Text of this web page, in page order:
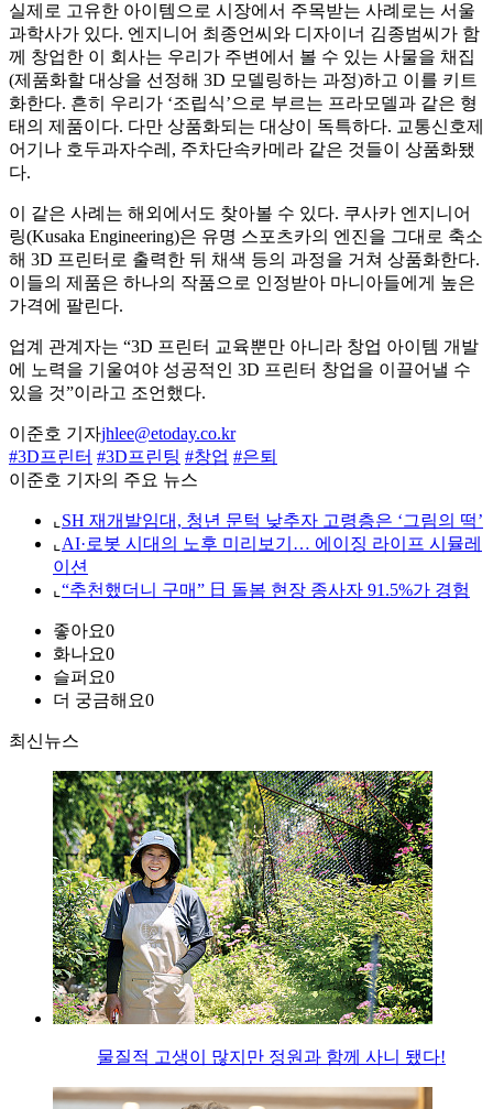
실제로 고유한 아이템으로 시장에서 주목받는 사례로는 서울
과학사가 있다. 엔지니어 최종언씨와 디자이너 김종범씨가 함
께 창업한 이 회사는 우리가 주변에서 볼 수 있는 사물을 채집
(제품화할 대상을 선정해 3D 모델링하는 과정)하고 이를 키트
화한다. 흔히 우리가 ‘조립식’으로 부르는 프라모델과 같은 형
태의 제품이다. 다만 상품화되는 대상이 독특하다. 교통신호제
어기나 호두과자수레, 주차단속카메라 같은 것들이 상품화됐
다.
이 같은 사례는 해외에서도 찾아볼 수 있다. 쿠사카 엔지니어
링(Kusaka Engineering)은 유명 스포츠카의 엔진을 그대로 축소
해 3D 프린터로 출력한 뒤 채색 등의 과정을 거쳐 상품화한다.
이들의 제품은 하나의 작품으로 인정받아 마니아들에게 높은
가격에 팔린다.
업계 관계자는 “3D 프린터 교육뿐만 아니라 창업 아이템 개발
에 노력을 기울여야 성공적인 3D 프린터 창업을 이끌어낼 수
있을 것”이라고 조언했다.
이준호 기자jhlee@etoday.co.kr
#3D프린터 #3D프린팅 #창업 #은퇴
이준호 기자의 주요 뉴스
⌞ SH 재개발임대, 청년 문턱 낮추자 고령층은 ‘그림의 떡’
⌞ AI·로봇 시대의 노후 미리보기… 에이징 라이프 시뮬레
이션
⌞ “추천했더니 구매” 日 돌봄 현장 종사자 91.5%가 경험
좋아요0
화나요0
슬퍼요0
더 궁금해요0
최신뉴스
물질적 고생이 많지만 정원과 함께 사니 됐다!